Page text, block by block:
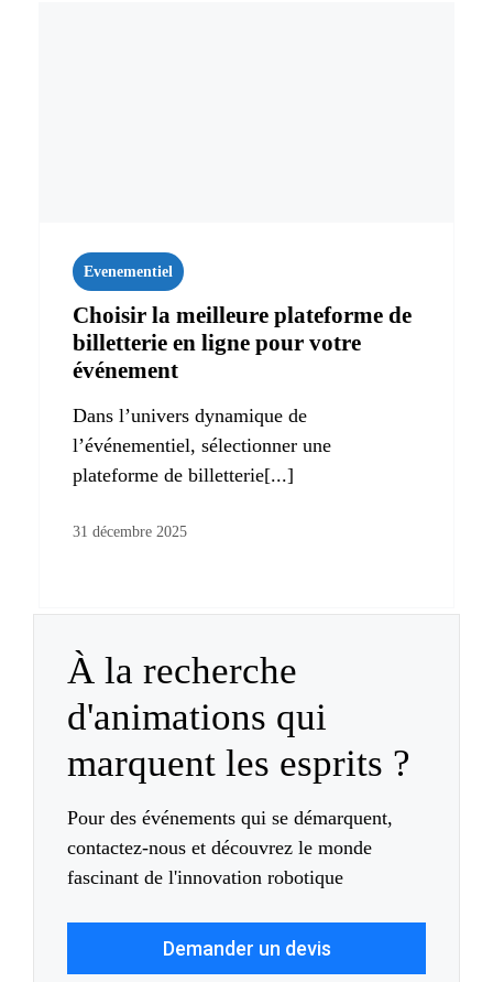
Evenementiel
Choisir la meilleure plateforme de
billetterie en ligne pour votre
événement
Dans l’univers dynamique de
l’événementiel, sélectionner une
plateforme de billetterie[...]
31 décembre 2025
À la recherche
d'animations qui
marquent les esprits ?
Pour des événements qui se démarquent,
contactez-nous et découvrez le monde
fascinant de l'innovation robotique
Demander un devis